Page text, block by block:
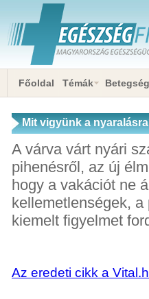
Főoldal Témák
Mit vigyünk a
A várva várt nyári
pihenésről, az új
hogy a vakációt ne
kellemetlenségek,
kiemelt figyelmet
Az eredeti cikk a